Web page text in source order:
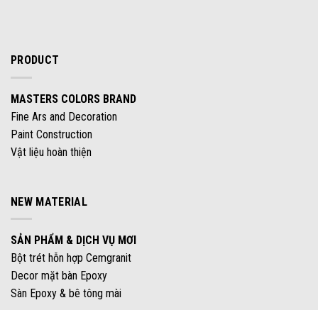
PRODUCT
MASTERS COLORS BRAND
Fine Ars and Decoration
Paint Construction
Vật liệu hoàn thiện
NEW MATERIAL
SẢN PHẨM & DỊCH VỤ MƠI
Bột trét hỗn hợp Cemgranit
Decor mặt bàn Epoxy
Sàn Epoxy & bê tông mài